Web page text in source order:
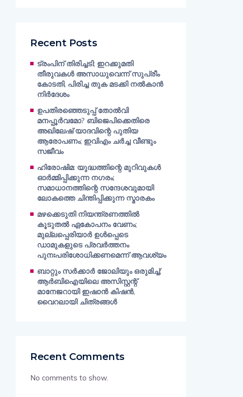
Recent Posts
ട്രംപിന് തിരിച്ചടി; ഇറക്കുമതി
തീരുവകൾ അസാധുവെന്ന് സുപ്രീം
കോടതി, പിരിച്ച തുക മടക്കി നൽകാൻ
നിർദേശം
ഉപതിരഞ്ഞെടുപ്പ് തോൽവി
മനപ്പൂർവമോ? ബിജെപിക്കെതിരെ
അഖിലേഷ് യാദവിന്റെ പുതിയ
ആരോപണം; ഇവിഎം ചർച്ച വീണ്ടും
സജീവം
ഹിരോഷിമ: യുദ്ധത്തിന്റെ മുറിവുകൾ
ഓർമ്മിപ്പിക്കുന്ന നഗരം;
സമാധാനത്തിന്റെ സന്ദേശവുമായി
ലോകത്തെ ചിന്തിപ്പിക്കുന്ന സ്മാരകം
മഴക്കെടുതി നിയന്ത്രണത്തിൽ
കൂടുതൽ ഏകോപനം വേണം;
മുല്ലപ്പെരിയാർ ഉൾപ്പെടെ
ഡാമുകളുടെ പ്രവർത്തനം
പുനഃപരിശോധിക്കണമെന്ന് ആവശ്യം
ബാറ്റും സർക്കാർ ജോലിയും ഒരുമിച്ച്;
ആർബിഐയിലെ അസിസ്റ്റന്റ്
മാനേജറായി ഇഷാൻ കിഷൻ,
വൈറലായി ചിത്രങ്ങൾ
Recent Comments
No comments to show.